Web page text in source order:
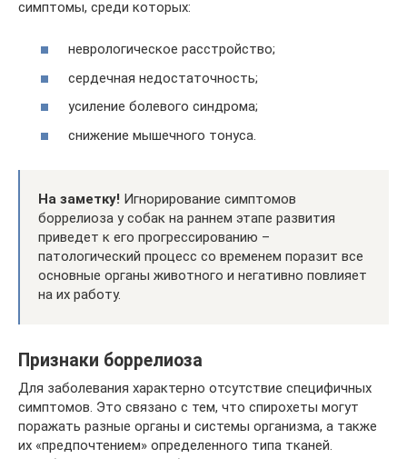
симптомы, среди которых:
неврологическое расстройство;
сердечная недостаточность;
усиление болевого синдрома;
снижение мышечного тонуса.
На заметку! Игнорирование симптомов
боррелиоза у собак на раннем этапе развития
приведет к его прогрессированию –
патологический процесс со временем поразит все
основные органы животного и негативно повлияет
на их работу.
Признаки боррелиоза
Для заболевания характерно отсутствие специфичных
симптомов. Это связано с тем, что спирохеты могут
поражать разные органы и системы организма, а также
их «предпочтением» определенного типа тканей.